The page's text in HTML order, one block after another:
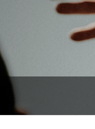
인재채용
공공외교 자료